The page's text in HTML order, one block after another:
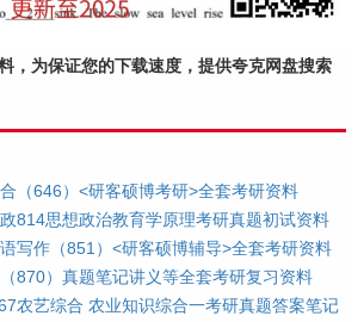
，为保证您的下载速度，提供夸克网盘搜索
（646）<研客硕博考研>全套考研资料
814思想政治教育学原理考研真题初试资料
写作（851）<研客硕博辅导>全套考研资料
870）真题笔记讲义等全套考研复习资料
农艺综合 农业知识综合一考研真题答案笔记